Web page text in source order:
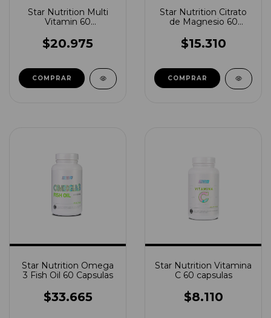
Star Nutrition Multi
Vitamin 60
$20.975
Star Nutrition Citrato
de Magnesio 60
$15.310
Star Nutrition Omega
3 Fish Oil 60 Capsulas
$33.665
Star Nutrition Vitamina
C 60 capsulas
$8.110